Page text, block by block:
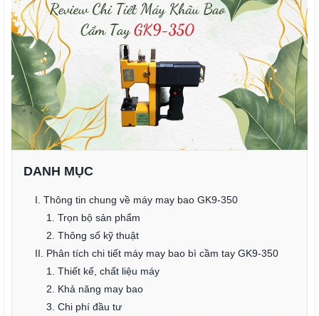
DANH MỤC
I. Thông tin chung về máy may bao GK9-350
1. Trọn bộ sản phẩm
2. Thông số kỹ thuật
II. Phân tích chi tiết máy may bao bì cầm tay GK9-350
1. Thiết kế, chất liệu máy
2. Khả năng may bao
3. Chi phí đầu tư